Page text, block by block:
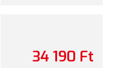
34 190 Ft